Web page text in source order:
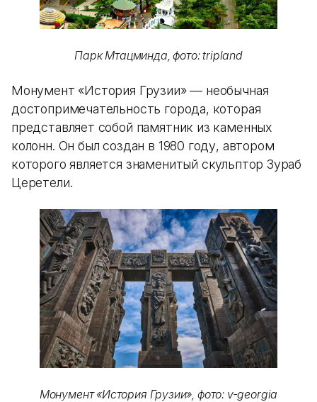
Парк Мтацминда, фото: tripland
Монумент «История Грузии» — необычная
достопримечательность города, которая
представляет собой памятник из каменных
колонн. Он был создан в 1980 году, автором
которого является знаменитый скульптор Зураб
Церетели.
Монумент «История Грузии», фото: v-georgia